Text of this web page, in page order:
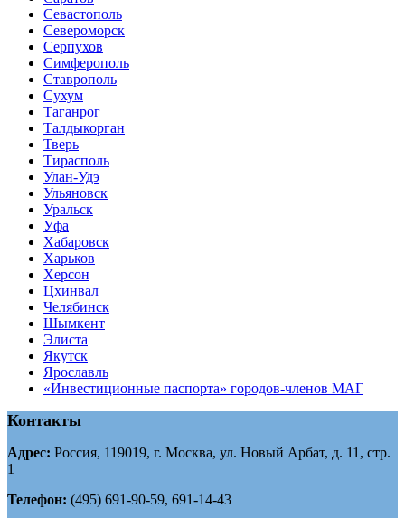
Севастополь
Североморск
Серпухов
Симферополь
Ставрополь
Сухум
Таганрог
Tалдыкорган
Тверь
Тирасполь
Улан-Удэ
Ульяновск
Уральск
Уфа
Хабаровск
Харьков
Херсон
Цхинвал
Челябинск
Шымкент
Элиста
Якутск
Ярославль
«Инвестиционные паспорта» городов-членов МАГ
Контакты
Адрес: Россия, 119019, г. Москва, ул. Новый Арбат, д. 11, стр.
1
Телефон: (495) 691-90-59, 691-14-43